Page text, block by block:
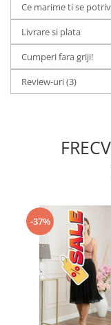
Ce marime ti se
Livrare si plata
Cumperi fara griji!
Review-uri(3)
-37%